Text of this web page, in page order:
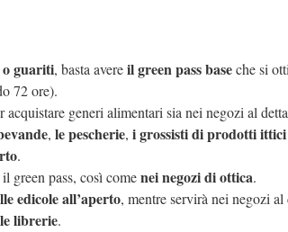
o guariti, basta avereil green pass baseche si
72 ore).
generi alimentari sia nei negozi al
, le pescherie, i grossisti di prodotti
.
green pass, così comenei negozi di ottica.
edicole all’aperto, mentre servirà nei negozi
librerie.